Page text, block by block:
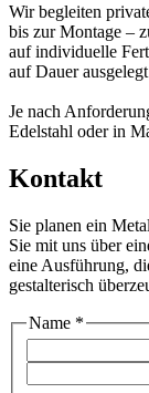
Wir begleiten
bis zur Montage –
auf individuelle
auf Dauer
Je nach
Edelstahl oder in
Kontakt
Sie planen ein
Sie mit uns über
eine Ausführung,
gestalterisch
Nachricht
oder
Name
Name *